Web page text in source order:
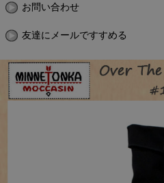
お問い合わせ
友達にメールですすめる